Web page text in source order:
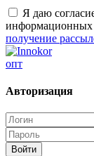
Я даю
информационных
получение
опт
Авторизация